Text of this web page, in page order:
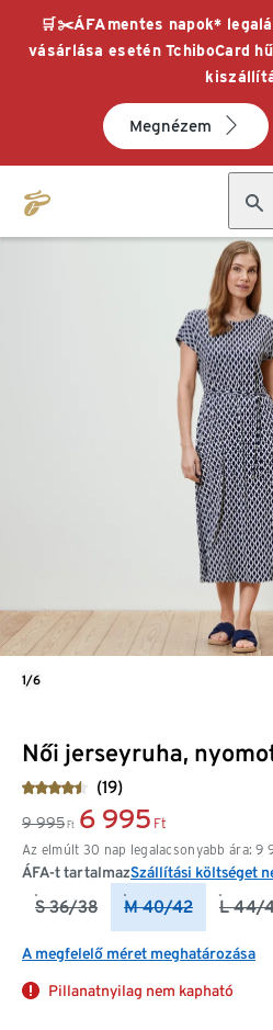
🛒✂️ÁFAmentes napok*
vásárlása esetén TchiboCard
Megnézem
Női jerseyruha,
(19)
9 995 Ft 6 995 Ft
Az elmúlt 30 nap legalacsonyabb ára: 9
ÁFA-t tartalmazSzállítási költséget
S 36/38 M 40/42 L 44/
A megfelelő méret meghatározása
Pillanatnyilag nem kapható
1/6